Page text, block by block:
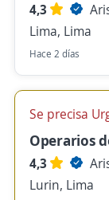
4,3
Lima, Lima
Hace 2 días
Se precisa
Operarios
4,3
Lurin, Lima